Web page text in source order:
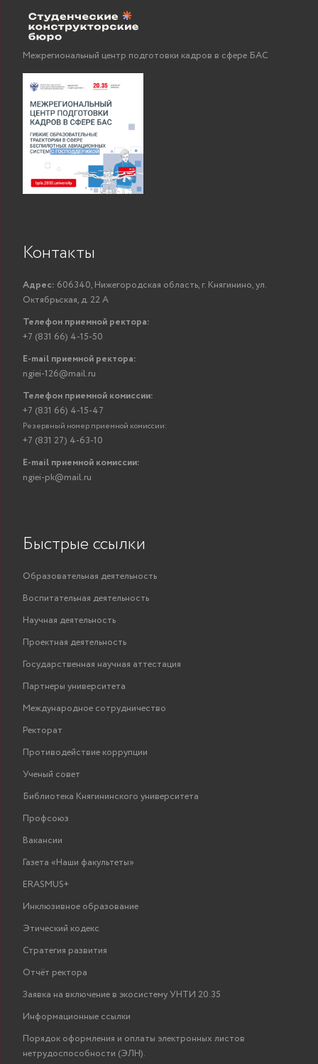
(экономика,
управление
Межрегиональный центр подготовки кадров в сфере БАС
Контакты
Адрес: 606340, Нижегородская область, г. Княгинино, ул.
Октябрьская, д. 22 А
Телефон приемной ректора:
+7 (831 66) 4-15-50
E-mail приемной ректора:
ngiei-126@mail.ru
Телефон приемной комиссии:
+7 (831 66) 4-15-47
Резервный номер приемной комиссии:
+7 (831 27) 4-63-10
E-mail приемной комиссии:
ngiei-pk@mail.ru
Быстрые ссылки
Образовательная деятельность
Воспитательная деятельность
Научная деятельность
Проектная деятельность
Государственная научная аттестация
Партнеры университета
Международное сотрудничество
Ректорат
Противодействие коррупции
Ученый совет
Библиотека Княгининского университета
Профсоюз
Вакансии
Газета «Наши факультеты»
ERASMUS+
Инклюзивное образование
Этический кодекс
Стратегия развития
Отчёт ректора
Заявка на включение в экосистему УНТИ 20.35
Информационные ссылки
Порядок оформления и оплаты электронных листов
нетрудоспособности (ЭЛН).